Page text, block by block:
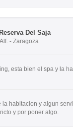
Del Saja
- Zaragoza
esta bien el spa y la
la habitacion y algun
y por poner algo.